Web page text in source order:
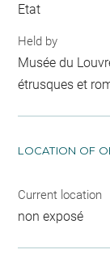
Etat
Held by
Musée du
étrusques et
LOCATION OF
Current location
non exposé